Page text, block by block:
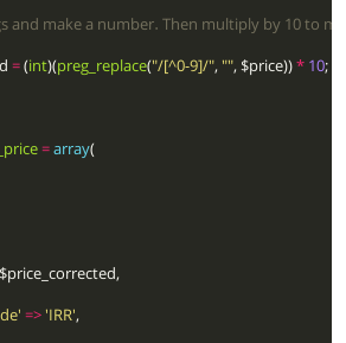
= (int)(preg_replace("/[^0-9]/", "", $price)) *10;
=array(
$price_corrected,
=>'IRR',